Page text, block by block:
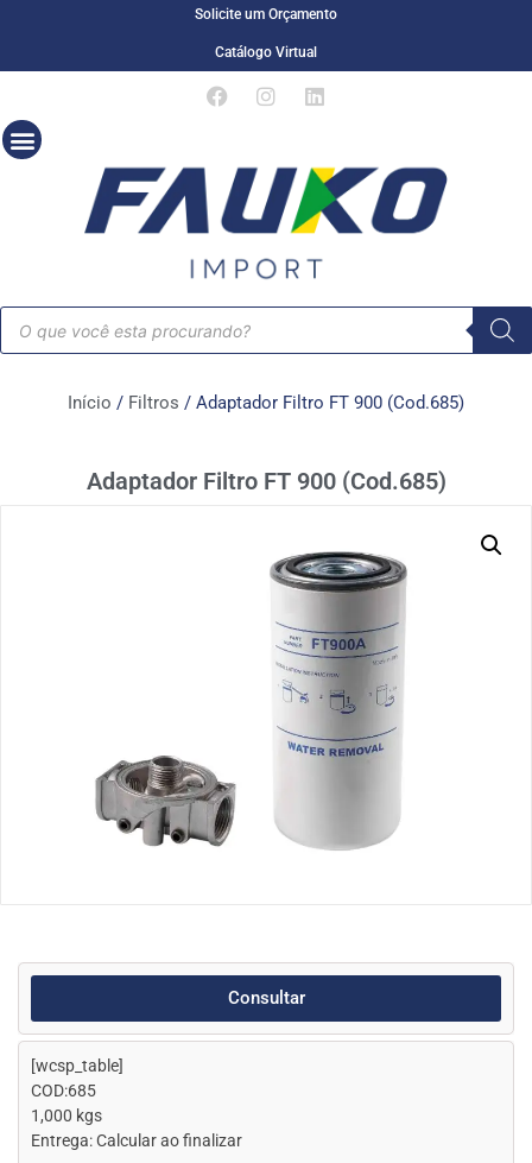
Solicite um Orçamento
Catálogo Virtual
Início / Filtros / Adaptador Filtro FT 900 (Cod.685)
Adaptador Filtro FT 900 (Cod.685)
Consultar
[wcsp_table]
COD:685
1,000 kgs
Entrega: Calcular ao finalizar